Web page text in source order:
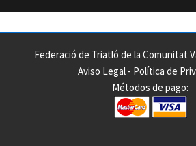
Federació de Triatló de la Comunitat
Aviso Legal- Política de
Métodos de pago: